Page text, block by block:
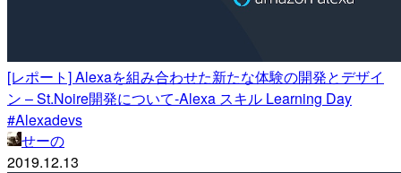
[レポート] Alexaを組み合わせた新たな体験の開発とデザイ
ン – St.Noire開発について-Alexa スキル Learning Day
#Alexadevs
せーの
2019.12.13